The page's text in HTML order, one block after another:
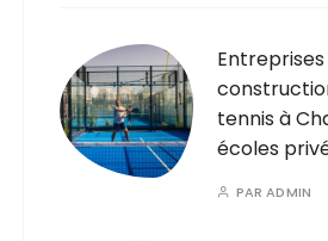
tennis à
écoles
PARADMIN